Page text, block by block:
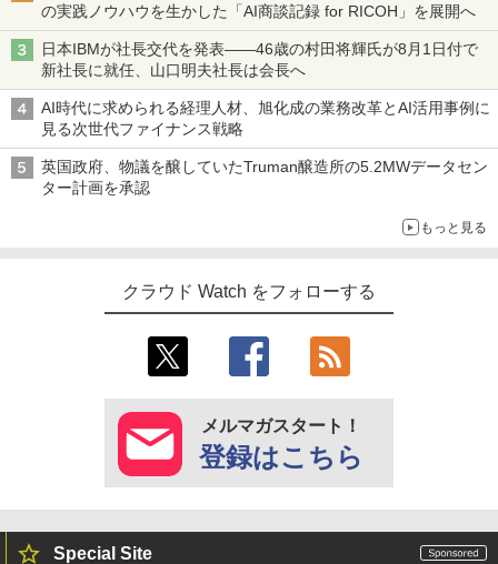
の実践ノウハウを生かした「AI商談記録 for RICOH」を展開へ
日本IBMが社長交代を発表――46歳の村田将輝氏が8月1日付で
新社長に就任、山口明夫社長は会長へ
AI時代に求められる経理人材、旭化成の業務改革とAI活用事例に
見る次世代ファイナンス戦略
英国政府、物議を醸していたTruman醸造所の5.2MWデータセン
ター計画を承認
もっと見る
クラウド Watch をフォローする
メルマガスタート！
登録はこちら
Special Site